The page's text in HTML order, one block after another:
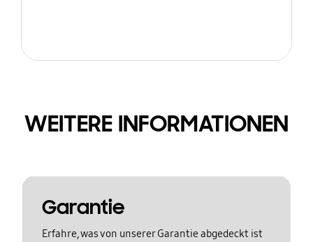
WEITERE INFORMATIONEN
Garantie
Erfahre, was von unserer Garantie abgedeckt ist